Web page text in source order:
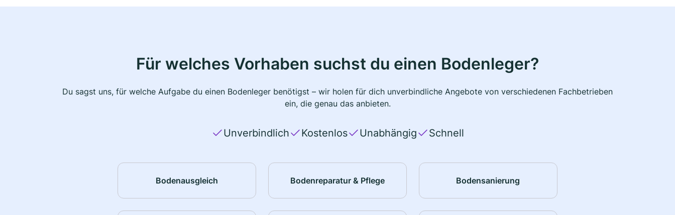
Für welches Vorhaben suchst du einen Bodenleger?
Du sagst uns, für welche Aufgabe du einen Bodenleger benötigst – wir holen für dich unverbindliche Angebote von verschiedenen Fachbetrieben
ein, die genau das anbieten.
Unverbindlich Kostenlos Unabhängig Schnell
Bodenausgleich Bodenreparatur & Pflege Bodensanierung